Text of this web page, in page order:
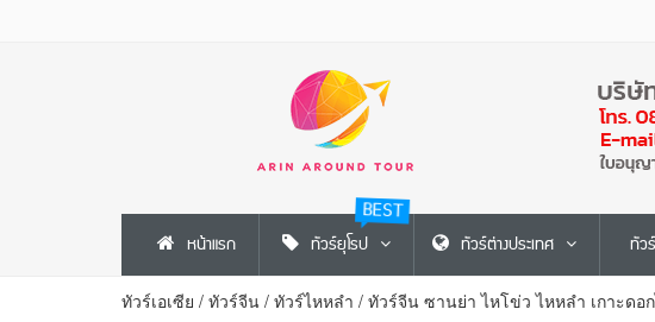
หน้าแรก ทัวร์ยุโรป
BEST
ทัวร์ต่างประเทศ ทัว
ทัวร์เอเซีย / ทัวร์จีน / ทัวร์ไหหลำ / ทัวร์จีน ซานย่า ไหโข่ว ไหหลำ เกาะดอ